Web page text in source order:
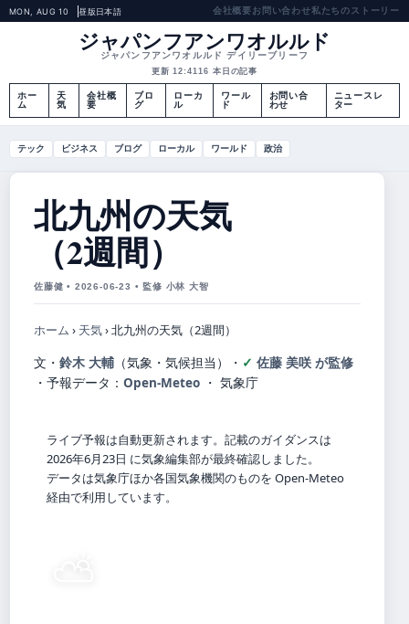
MON, AUG 10 昼版日本語 会社概要お問い合わせ私たちのストーリー
ジャパンフアンワオルルド
ジャパンフアンワオルルド デイリーブリーフ
更新 12:4116 本日の記事
ホー
ム
天
気
会社概
要
ブロ
グ
ローカ
ル
ワール
ド
お問い合
わせ
ニュースレ
ター
テック ビジネス ブログ ローカル ワールド 政治
北九州の天気
（2週間）
佐藤健 • 2026-06-23 • 監修 小林 大智
ホーム › 天気›北九州の天気（2週間）
文・ 鈴木 大輔 （気象・気候担当） ・
佐藤 美咲 が監修
・ 予報データ： Open-Meteo ・ 気象庁
ライブ予報は自動更新されます。記載のガイダンスは
2026年6月23日 に気象編集部が最終確認しました。
データは気象庁ほか各国気象機関のものを Open-Meteo
経由で利用しています。